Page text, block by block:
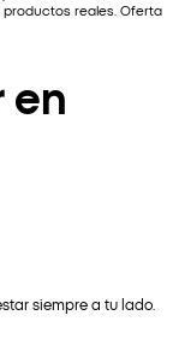
reales. Oferta
en
siempre a tu lado.